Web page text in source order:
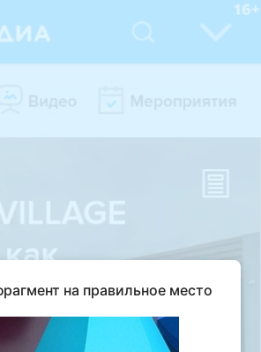
на правильное место